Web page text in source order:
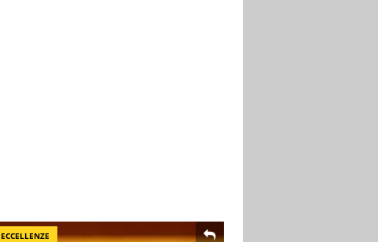
ECCELLENZE